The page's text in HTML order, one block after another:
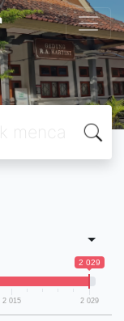
2 029
2 015 2 029